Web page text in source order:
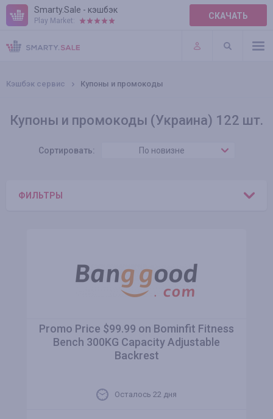
Smarty.Sale - кэшбэк
Play Market: СКАЧАТЬ
ПРАВИЛА
ПЛАГИНЫ
Кэшбэк сервис Купоны и промокоды
Купоны и промокоды (Украина) 122 шт.
Сортировать: По новизне
ФИЛЬТРЫ
Promo Price $99.99 on Bominfit Fitness
Bench 300KG Capacity Adjustable
Backrest
Осталось 22 дня